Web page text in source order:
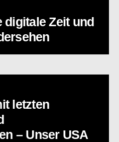
digitale Zeit und
letzten
– Unser USA